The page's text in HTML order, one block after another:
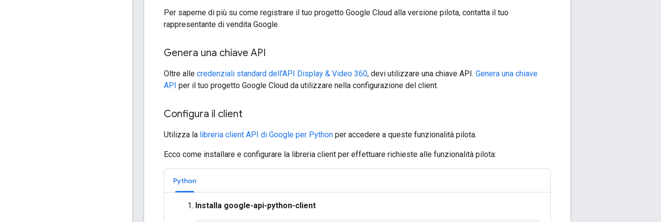
Per saperne di più su come registrare il tuo progetto Google Cloud alla versione pilota, contatta il tuo
rappresentante di vendita Google.
Genera una chiave API
Oltre alle credenziali standard dell'API Display & Video 360, devi utilizzare una chiave API. Genera una chiave
API per il tuo progetto Google Cloud da utilizzare nella configurazione del client.
Configura il client
Utilizza la libreria client API di Google per Python per accedere a queste funzionalità pilota.
Ecco come installare e configurare la libreria client per effettuare richieste alle funzionalità pilota:
Python
Installa google-api-python-client